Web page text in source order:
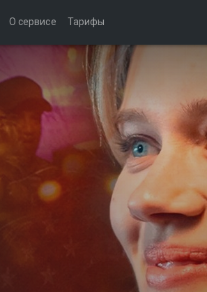
О сервисе Тарифы